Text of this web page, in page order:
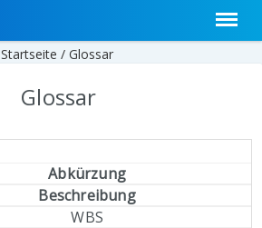
Startseite / Glossar
Glossar
Abkürzung
Beschreibung
WBS